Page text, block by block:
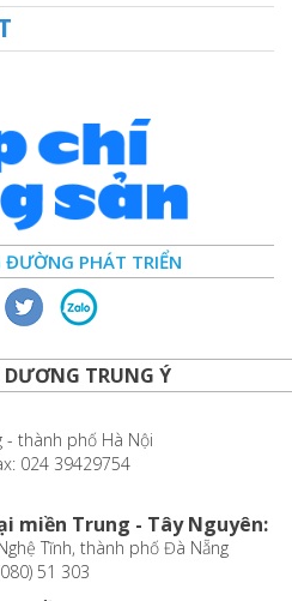
ĐƯỜNG PHÁT TRIỂN
DƯƠNG TRUNG Ý
- thành phố Hà Nội
024 39429754
miền Trung - Tây Nguyên:
Tĩnh, thành phố Đà Nẵng
51 303